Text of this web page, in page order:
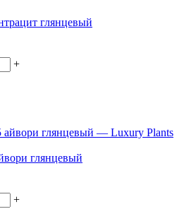
глянцевый
+
глянцевый
+